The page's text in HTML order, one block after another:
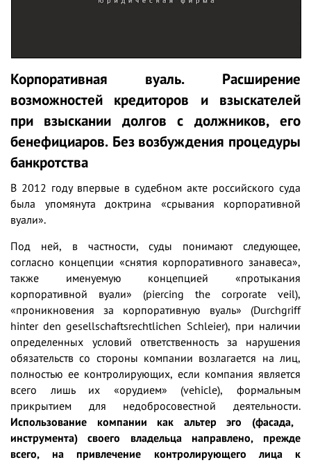
Корпоративная вуаль. Расширение
возможностей кредиторов и взыскателей
при взыскании долгов с должников, его
бенефициаров. Без возбуждения процедуры
банкротства
В 2012 году впервые в судебном акте российского суда
была упомянута доктрина «срывания корпоративной
вуали».
Под ней, в частности, суды понимают следующее,
согласно концепции «снятия корпоративного занавеса»,
также именуемую концепцией «протыкания
корпоративной вуали» (piercing the corporate veil),
«проникновения за корпоративную вуаль» (Durchgriff
hinter den gesellschaftsrechtlichen Schleier), при наличии
определенных условий ответственность за нарушения
обязательств со стороны компании возлагается на лиц,
полностью ее контролирующих, если компания является
всего лишь их «орудием» (vehicle), формальным
прикрытием для недобросовестной деятельности.
Использование компании как альтер эго (фасада,
инструмента) своего владельца направлено, прежде
всего, на привлечение контролирующего лица к